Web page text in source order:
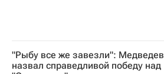
"Рыбу все же завезли": Медведев
назвал справедливой победу над